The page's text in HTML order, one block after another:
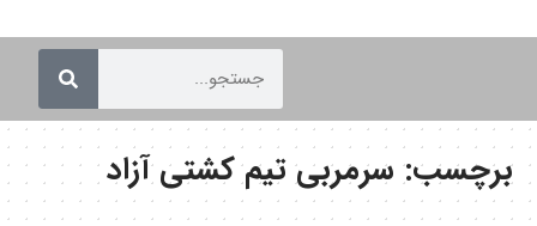
برچسب:سرمربی تیم کشتی آزاد